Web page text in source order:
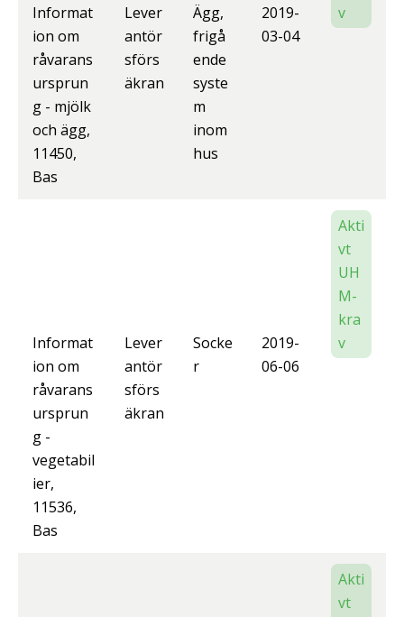
Informat
ion om
råvarans
ursprun
g - mjölk
och ägg,
11450,
Bas
Lever
antör
sförs
äkran
Ägg,
frigå
ende
syste
m
inom
hus
2019-
03-04
v
Informat
ion om
råvarans
ursprun
g -
vegetabil
ier,
11536,
Bas
Lever
antör
sförs
äkran
Socke
r
2019-
06-06
Akti
vt
UH
M-
kra
v
Akti
vt